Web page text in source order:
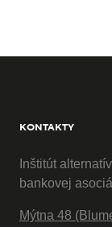
KONTAKTY
Inštitút
bankovej
Mýtna 48